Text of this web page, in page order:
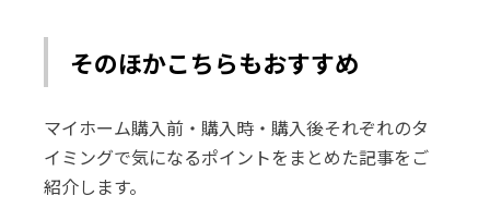
そのほかこちらもおすすめ
マイホーム購入前・購入時・購入後それぞれのタ
イミングで気になるポイントをまとめた記事をご
紹介します。